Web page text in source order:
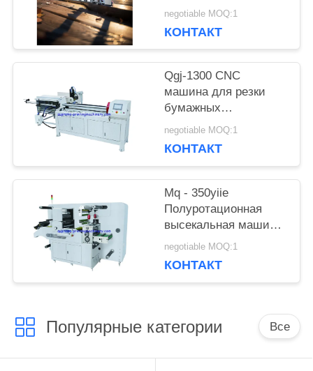
перематывать
HBRY-W нон-стоп
прокатывая
negotiable MOQ:1
КОНТАКТ
Qgj-1300 CNC
машина для резки
бумажных
пластиковых труб
negotiable MOQ:1
КОНТАКТ
Mq - 350yiie
Полуротационная
высекальная машина
с продольной резкой
negotiable MOQ:1
КОНТАКТ
Популярные категории Все